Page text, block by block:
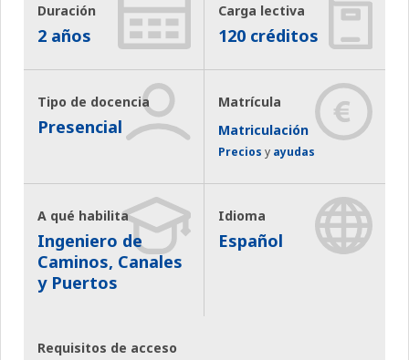
Duración
2 años
Carga lectiva
120 créditos
Tipo de docencia
Presencial
Matrícula
Matriculación
Precios y ayudas
A qué habilita
Ingeniero de
Caminos, Canales
y Puertos
Idioma
Español
Requisitos de acceso